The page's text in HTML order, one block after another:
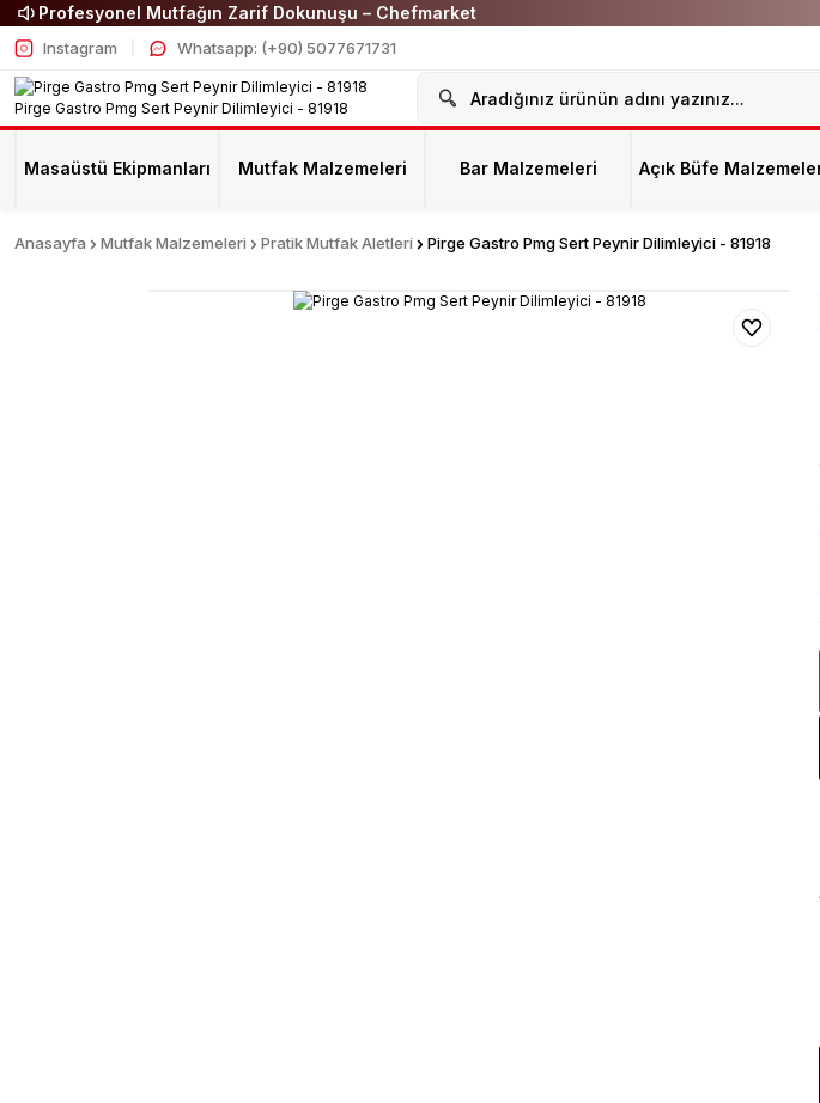
Profesyonel Mutfağın Zarif Dokunuşu – Chefmarket
Instagram Whatsapp: (+90) 5077671731
Masaüstü Ekipmanları Mutfak Malzemeleri Bar Malzemeleri Açık Büfe
Anasayfa Mutfak Malzemeleri Pratik Mutfak Aletleri Pirge Gastro Pmg Sert Peynir Dilimleyici - 81918